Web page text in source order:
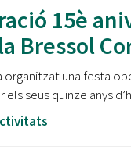
15è
Bressol
organitzat una festa
els seus quinze anys